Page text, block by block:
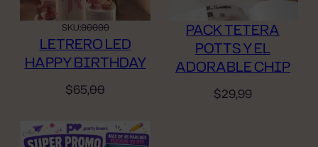
SKU:00000
LETRERO LED
HAPPY BIRTHDAY
$65,00
PACK TETERA
POTTS Y EL
ADORABLE CHIP
$29,99